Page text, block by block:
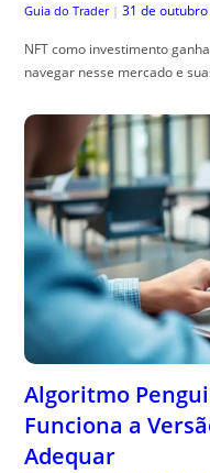
Guia do Trader | 31 de
NFT como investimento
navegar nesse mercado e
Algoritmo
Funciona a
Adequar